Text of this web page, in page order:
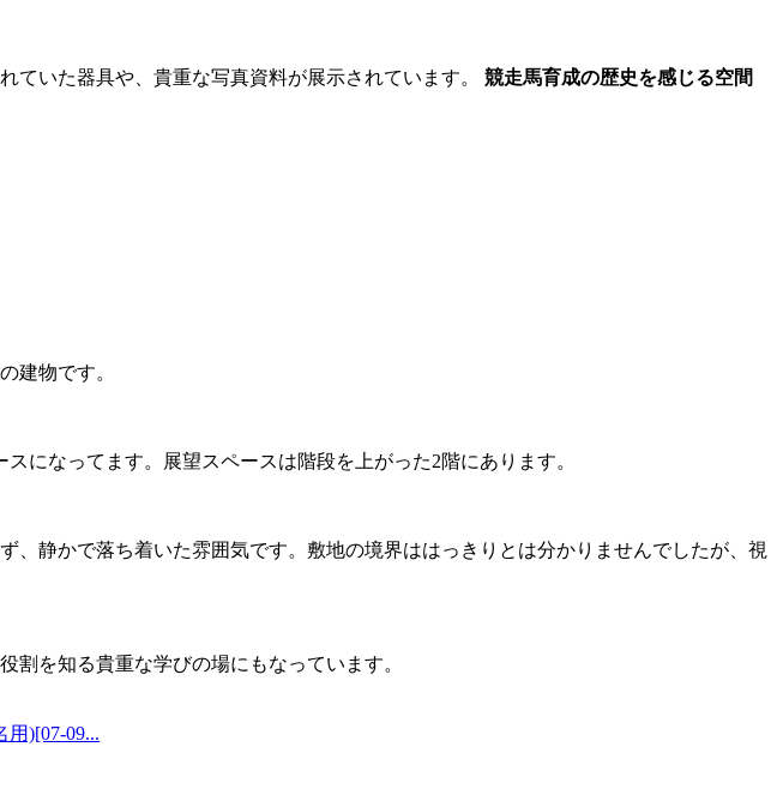
ていた器具や、貴重な写真資料が展示されています。 競走馬育成の歴史を感じる空間
建物です。
になってます。展望スペースは階段を上がった2階にあります。
静かで落ち着いた雰囲気です。敷地の境界ははっきりとは分かりませんでしたが、視
割を知る貴重な学びの場にもなっています。
)[07-09...